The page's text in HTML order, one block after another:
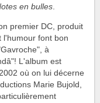
en bulles
premier DC, produit
l'humour font bon
à
L'album est
où on lui décerne
Marie Bujold,